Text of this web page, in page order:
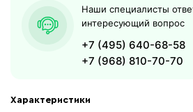
Характеристики
Наши специалисты
интересующий вопрос
+7 (495) 640-68-58
+7 (968) 810-70-70